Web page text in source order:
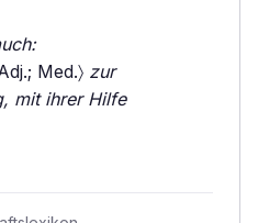
Med.〉 zur
mit ihrer Hilfe